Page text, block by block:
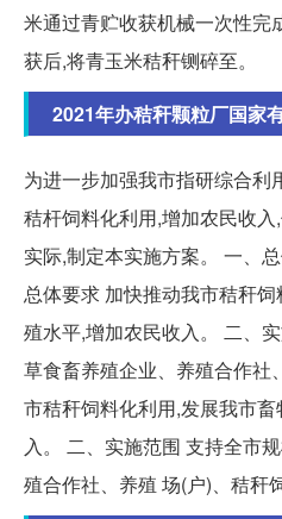
米通过青贮收获机械一次性完
获后,将青玉米秸秆铡碎至。
2021年办秸秆颗粒厂国家
为进一步加强我市指研综合利
秸杆饲料化利用,增加农民收
实际,制定本实施方案。 一、
总体要求 加快推动我市秸秆
殖水平,增加农民收入。 二、
草食畜养殖企业、养殖合作社
市秸秆饲料化利用,发展我市
入。 二、实施范围 支持全市
殖合作社、养殖 场(户)、秸秆